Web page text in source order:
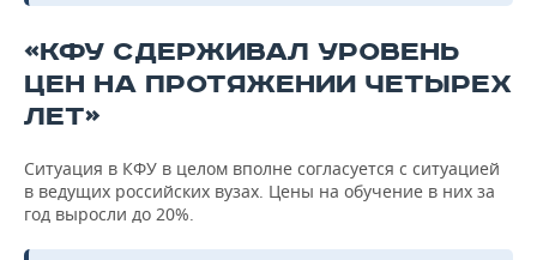
«КФУ СДЕРЖИВАЛ УРОВЕНЬ
ЦЕН НА ПРОТЯЖЕНИИ ЧЕТЫРЕХ
ЛЕТ»
Ситуация в КФУ в целом вполне согласуется с ситуацией
в ведущих российских вузах. Цены на обучение в них за
год выросли до 20%.